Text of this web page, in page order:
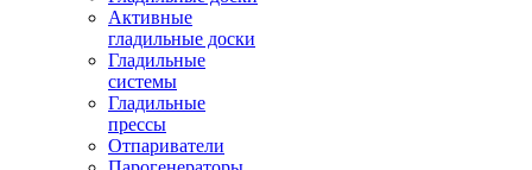
Активные
гладильные доски
Гладильные
системы
Гладильные
прессы
Отпариватели